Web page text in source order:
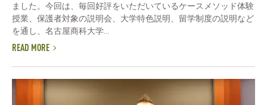
ました。今回は、毎回好評をいただいているケースメソッド体験
授業、保護者対象の説明会、大学特色説明、留学制度の説明など
を通し、名古屋商科大学...
READ MORE